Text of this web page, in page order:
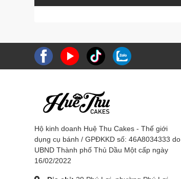
Hộ kinh doanh Huệ Thu Cakes - Thế giới
dụng cụ bánh / GPĐKKD số: 46A8034333 do
UBND Thành phố Thủ Dầu Một cấp ngày
16/02/2022